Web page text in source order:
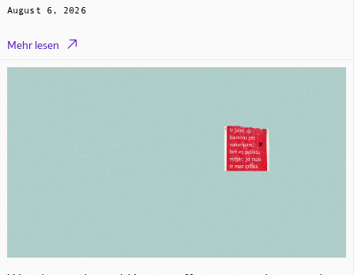
August 6, 2026
Mehr lesen 